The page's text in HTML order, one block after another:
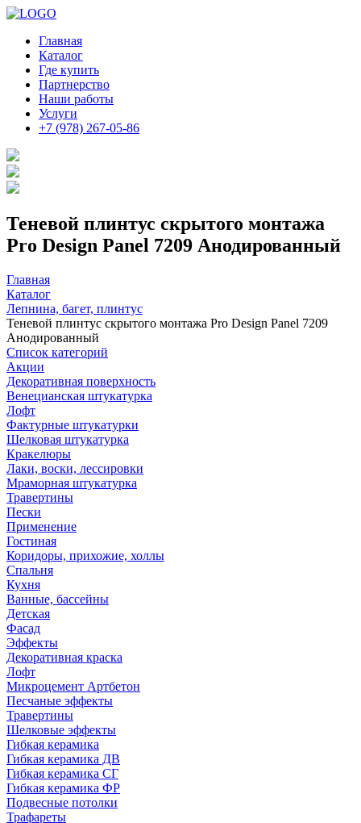
Главная
Каталог
Где купить
Партнерство
Наши работы
Услуги
+7 (978) 267-05-86
Теневой плинтус скрытого монтажа
Pro Design Panel 7209 Анодированный
Главная
Каталог
Лепнина, багет, плинтус
Теневой плинтус скрытого монтажа Pro Design Panel 7209
Анодированный
Список категорий
Акции
Декоративная поверхность
Венецианская штукатурка
Лофт
Фактурные штукатурки
Шелковая штукатурка
Кракелюры
Лаки, воски, лессировки
Мраморная штукатурка
Травертины
Пески
Применение
Гостиная
Коридоры, прихожие, холлы
Спальня
Кухня
Ванные, бассейны
Детская
Фасад
Эффекты
Декоративная краска
Лофт
Микроцемент Артбетон
Песчаные эффекты
Травертины
Шелковые эффекты
Гибкая керамика
Гибкая керамика ДВ
Гибкая керамика СГ
Гибкая керамика ФР
Подвесные потолки
Трафареты